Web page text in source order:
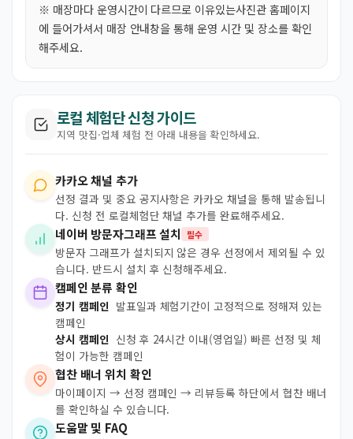
※ 매장마다 운영시간이 다르므로 이유있는사진관 홈페이지
에 들어가셔서 매장 안내창을 통해 운영 시간 및 장소를 확인
해주세요.
로컬 체험단 신청 가이드
지역 맛집·업체 체험 전 아래 내용을 확인하세요.
카카오 채널 추가
선정 결과 및 중요 공지사항은 카카오 채널을 통해 발송됩니
다. 신청 전 로컬체험단 채널 추가를 완료해주세요.
네이버 방문자그래프 설치 필수
방문자 그래프가 설치되지 않은 경우 선정에서 제외될 수 있
습니다. 반드시 설치 후 신청해주세요.
캠페인 분류 확인
정기 캠페인 발표일과 체험기간이 고정적으로 정해져 있는
캠페인
상시 캠페인 신청 후 24시간 이내(영업일) 빠른 선정 및 체
험이 가능한 캠페인
협찬 배너 위치 확인
마이페이지 → 선정 캠페인 → 리뷰등록 하단에서 협찬 배너
를 확인하실 수 있습니다.
도움말 및 FAQ